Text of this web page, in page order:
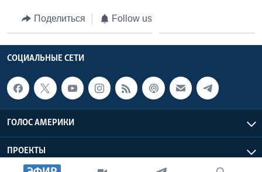
ЯзыкиПоделиться Follow us
СОЦИАЛЬНЫЕ СЕТИ
ГОЛОС АМЕРИКИ
ПРОЕКТЫ